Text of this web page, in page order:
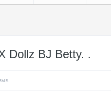
Dollz BJ Betty. .